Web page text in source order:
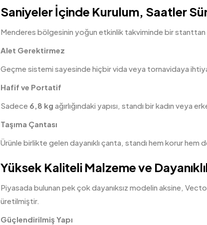
Saniyeler İçinde Kurulum, Saatler
Menderes bölgesinin yoğun etkinlik takviminde bir
Alet Gerektirmez
Geçme sistemi sayesinde hiçbir vida veya tornavidaya
Hafif ve Portatif
Sadece 6,8 kg ağırlığındaki yapısı, standı bir kadın veya
Taşıma Çantası
Ürünle birlikte gelen dayanıklı çanta, standı hem korur hem
Yüksek Kaliteli Malzeme ve
Piyasada bulunan pek çok dayanıksız modelin aksine,
üretilmiştir.
Güçlendirilmiş Yapı